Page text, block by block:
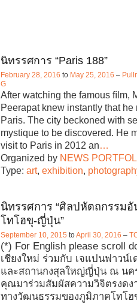
นิทรรศการ “Paris 188”
February 28, 2016 to May 25, 2016 –
G
After watching the famous ﬁlm,
Peerapat knew instantly that he
Paris. The city beckoned with
mystique to be discovered. He
visit to Paris in 2012 an
Organized by NEWS
Type: art, exhibition
นิทรรศการ “ศิลปหัตถกรรมอั
โทโฮขุ-ญี่ปุ่น”
September 10, 2015 toApril 30, 2016 –
(*) For English please scroll
เชียงใหม่ ร่วมกับ เจแปนฟาวน์เ
และสถานกงสุลใหญ่ญี่ปุ่น ณ นค
คุณมาร่วมสัมผัสความวิจิตรงดง
ทางวัฒนธรรมของภูมิภาคโทโ